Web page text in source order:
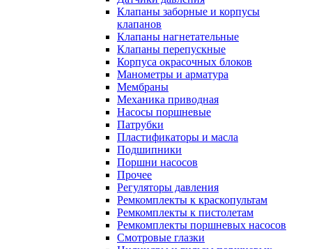
Клапаны заборные и корпусы
клапанов
Клапаны нагнетательные
Клапаны перепускные
Корпуса окрасочных блоков
Манометры и арматура
Мембраны
Механика приводная
Насосы поршневые
Патрубки
Пластификаторы и масла
Подшипники
Поршни насосов
Прочее
Регуляторы давления
Ремкомплекты к краскопультам
Ремкомплекты к пистолетам
Ремкомплекты поршневых насосов
Смотровые глазки